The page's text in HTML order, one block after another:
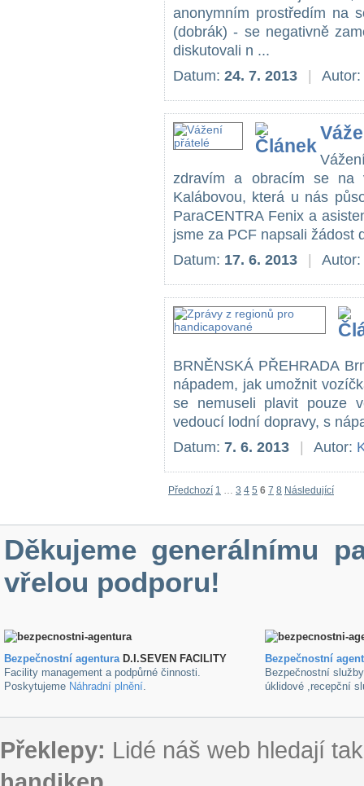
anonymním prostředím na
(dobrák) - se negativně
diskutovali n ...
Datum: 24. 7. 2013 Autor:
zdravím a obracím se na
Kalábovou, která u nás
ParaCENTRA Fenix a
jsme za PCF napsali žádost
Datum: 17. 6. 2013 Autor:
BRNĚNSKÁ PŘEHRADA
nápadem, jak umožnit
se nemuseli plavit pouze
vedoucí lodní dopravy, s
Datum: 7. 6. 2013 Autor:
Předchozí 1 … 3 4 5 6 7 8 Následující
Děkujeme generálnímu
vřelou podporu!
Bezpečnostní agenturaD.I.SEVEN FACILITY
Facility management a podpůrné činnosti.
Poskytujeme Náhradní plnění.
Bezpečnostní
Bezpečnostní
úklidové ,recepční
Překlepy: Lidé náš web hledají